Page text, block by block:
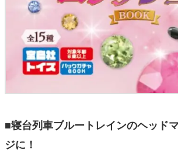
■寝台列車ブルートレインのヘッド
ジに！